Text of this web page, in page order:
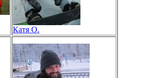
Катя О.